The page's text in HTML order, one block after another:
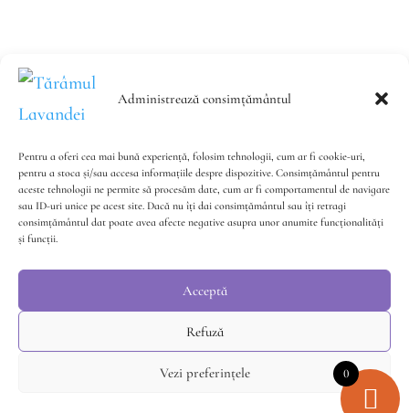
Administrează consimțământul
Pentru a oferi cea mai bună experiență, folosim tehnologii, cum ar fi cookie-uri,
pentru a stoca și/sau accesa informațiile despre dispozitive. Consimțământul pentru
aceste tehnologii ne permite să procesăm date, cum ar fi comportamentul de navigare
sau ID-uri unice pe acest site. Dacă nu îți dai consimțământul sau îți retragi
consimțământul dat poate avea afecte negative asupra unor anumite funcționalități
și funcții.
Acceptă
Refuză
Vezi preferințele
Contact Politica de confidențialitate
Politica
Cookie-uri
Termeni și Condiții
Întrebări
© Copyright 2016-2021 Târamul Lavandei SRL.0